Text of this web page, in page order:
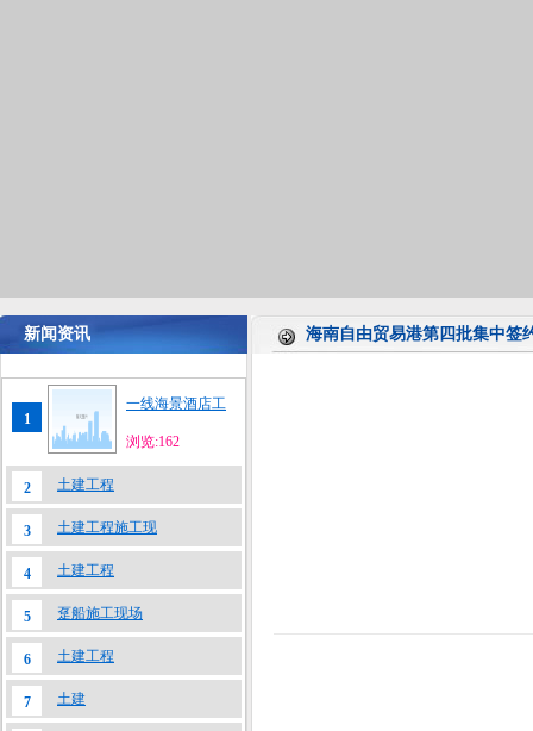
新闻资讯 海南自由贸易港第四批集中签
1
一线海景酒店工
浏览:162
2 土建工程
3 土建工程施工现
4 土建工程
5 趸船施工现场
6 土建工程
7 土建